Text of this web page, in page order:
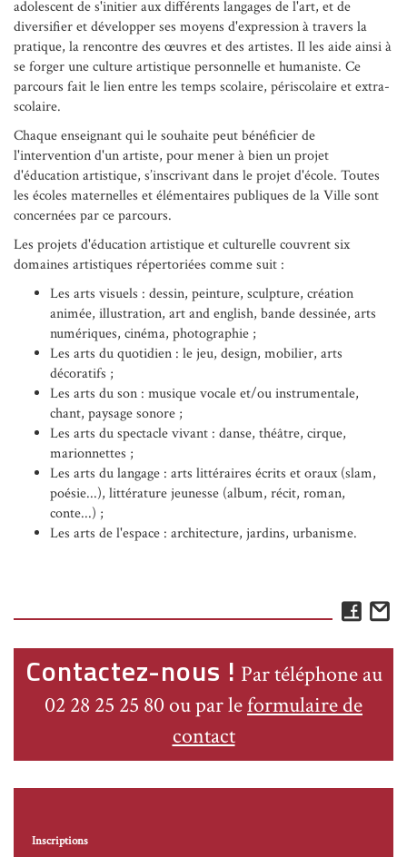
adolescent de s'initier aux différents langages de l'art, et de
diversifier et développer ses moyens d'expression à travers la
pratique, la rencontre des œuvres et des artistes. Il les aide ainsi à
se forger une culture artistique personnelle et humaniste. Ce
parcours fait le lien entre les temps scolaire, périscolaire et extra-
scolaire.
Chaque enseignant qui le souhaite peut bénéficier de
l'intervention d'un artiste, pour mener à bien un projet
d'éducation artistique, s’inscrivant dans le projet d'école. Toutes
les écoles maternelles et élémentaires publiques de la Ville sont
concernées par ce parcours.
Les projets d'éducation artistique et culturelle couvrent six
domaines artistiques répertoriées comme suit :
Les arts visuels : dessin, peinture, sculpture, création
animée, illustration, art and english, bande dessinée, arts
numériques, cinéma, photographie ;
Les arts du quotidien : le jeu, design, mobilier, arts
décoratifs ;
Les arts du son : musique vocale et/ou instrumentale,
chant, paysage sonore ;
Les arts du spectacle vivant : danse, théâtre, cirque,
marionnettes ;
Les arts du langage : arts littéraires écrits et oraux (slam,
poésie...), littérature jeunesse (album, récit, roman,
conte...) ;
Les arts de l'espace : architecture, jardins, urbanisme.
Contactez-nous ! Par téléphone au
02 28 25 25 80 ou par leformulaire de
contact
Inscriptions